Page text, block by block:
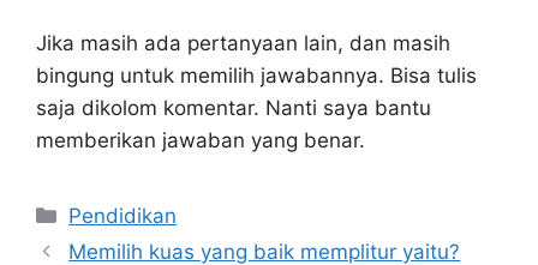
Jika masih ada pertanyaan lain, dan masih
bingung untuk memilih jawabannya. Bisa tulis
saja dikolom komentar. Nanti saya bantu
memberikan jawaban yang benar.
Kategori
Pendidikan
Memilih kuas yang baik memplitur yaitu?